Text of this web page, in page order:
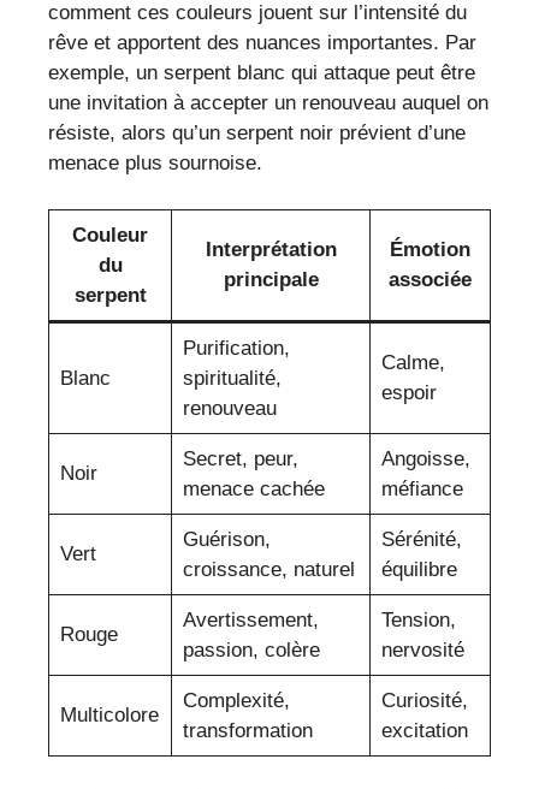
comment ces couleurs jouent sur l’intensité du
rêve et apportent des nuances importantes. Par
exemple, un serpent blanc qui attaque peut être
une invitation à accepter un renouveau auquel on
résiste, alors qu’un serpent noir prévient d’une
menace plus sournoise.
Couleur
du
serpent
Interprétation
principale
Émotion
associée
Blanc
Purification,
spiritualité,
renouveau
Calme,
espoir
Noir
Secret, peur,
menace cachée
Angoisse,
méfiance
Vert
Guérison,
croissance, naturel
Sérénité,
équilibre
Rouge
Avertissement,
passion, colère
Tension,
nervosité
Multicolore
Complexité,
transformation
Curiosité,
excitation